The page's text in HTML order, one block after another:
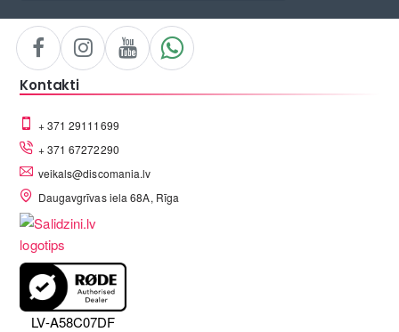
Kontakti
+ 371 29111699
+ 371 67272290
veikals@discomania.lv
Daugavgrīvas iela 68A, Rīga
LV-A58C07DF